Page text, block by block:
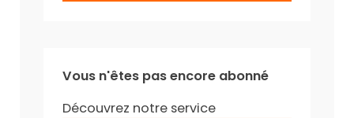
Vous n'êtes pas encore abonné
Découvrez notre service